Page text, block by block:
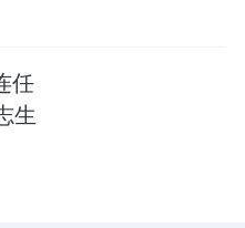
Lifemotion®ECMO系
。
。
覆盖全国近200家医
任
生